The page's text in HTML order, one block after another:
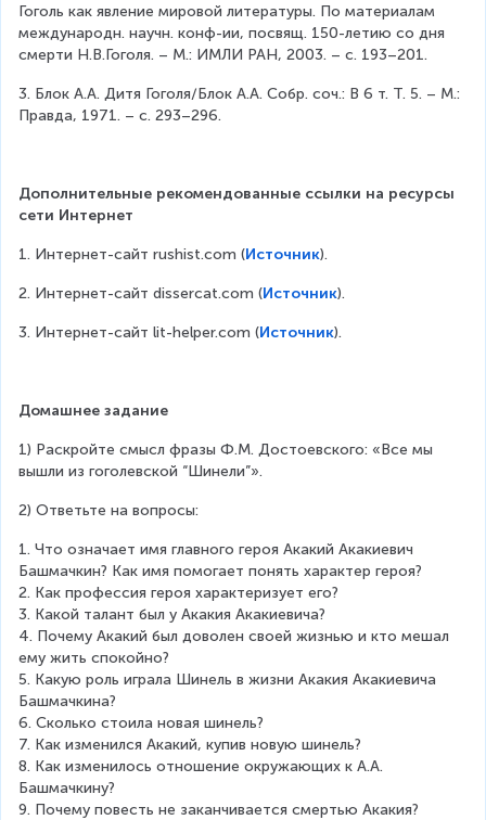
Гоголь как явление мировой литературы. По материалам
международн. научн. конф-ии, посвящ. 150-летию со дня
смерти Н.В.Гоголя. – М.: ИМЛИ РАН, 2003. – с. 193–201.
3. Блок А.А. Дитя Гоголя/Блок А.А. Собр. соч.: В 6 т. Т. 5. – М.:
Правда, 1971. – с. 293–296.
Дополнительные рекомендованные ссылки на ресурсы
сети Интернет
1. Интернет-сайт rushist.com (Источник).
2. Интернет-сайт dissercat.com (Источник).
3. Интернет-сайт lit-helper.com (Источник).
Домашнее задание
1) Раскройте смысл фразы Ф.М. Достоевского: «Все мы
вышли из гоголевской “Шинели”».
2) Ответьте на вопросы:
1. Что означает имя главного героя Акакий Акакиевич
Башмачкин? Как имя помогает понять характер героя?
2. Как профессия героя характеризует его?
3. Какой талант был у Акакия Акакиевича?
4. Почему Акакий был доволен своей жизнью и кто мешал
ему жить спокойно?
5. Какую роль играла Шинель в жизни Акакия Акакиевича
Башмачкина?
6. Сколько стоила новая шинель?
7. Как изменился Акакий, купив новую шинель?
8. Как изменилось отношение окружающих к А.А.
Башмачкину?
9. Почему повесть не заканчивается смертью Акакия?